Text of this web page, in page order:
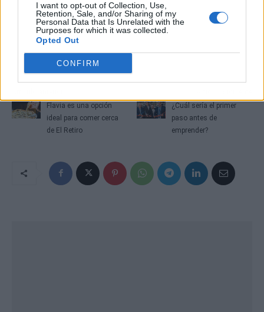
I want to opt-out of Collection, Use,
Retention, Sale, and/or Sharing of my
Personal Data that Is Unrelated with the
Purposes for which it was collected.
Opted Out
CONFIRM
Flavia es una opción
ideal para comer cerca
de El Retiro
¿Cuál sería el primer
paso antes de
emprender?